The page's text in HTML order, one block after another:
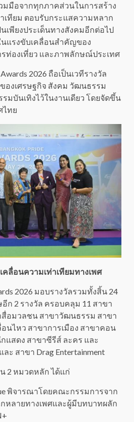
มมือจากทุกภาคส่วนในการสร้าง
เทียม ตอบรับกระแสความหลาก
เพียงประเด็นทางสังคมอีกต่อไป
นแรงขับเคลื่อนสำคัญของ
รท่องเที่ยว และภาพลักษณ์ประเทศ
2026 ถือเป็นเวทีรางวัล
องเศรษฐกิจ สังคม วัฒนธรรม
มบันเทิงไว้ในงานเดียว โดยจัดขึ้น
ไทย
คลื่อนความเท่าเทียมทางเพศ
2026 มอบรางวัลรวมทั้งสิ้น 24
อีก 2 รางวัล ครอบคลุม 11 สาขา
สื่อมวลชน สาขาวัฒนธรรม สาขา
นไหว สาขาการเมือง สาขาคอน
แสดง สาขาซีรีส์ ละคร และ
ะ สาขา Drag Entertainment
2 หมวดหลัก ได้แก่
พิจารณาโดยคณะกรรมการจาก
หลายทางเพศและผู้มีบทบาทผลัก